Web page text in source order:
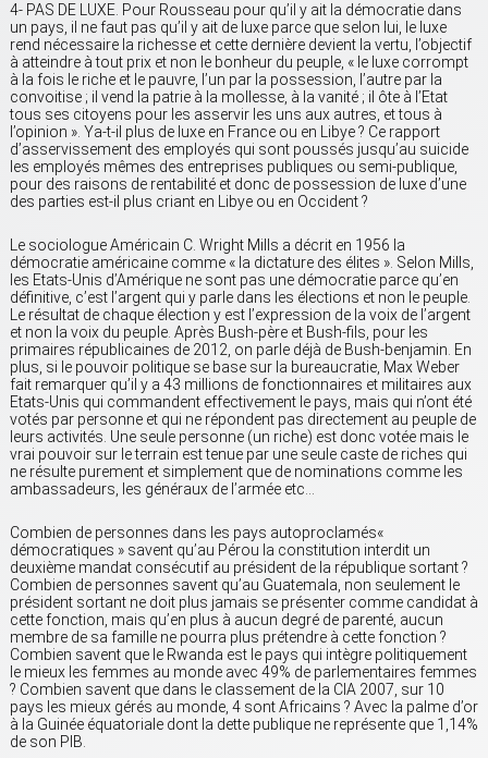
4- PAS DE LUXE. Pour Rousseau pour qu’il y ait la démocratie dans
un pays, il ne faut pas qu’il y ait de luxe parce que selon lui, le luxe
rend nécessaire la richesse et cette dernière devient la vertu, l’objectif
à atteindre à tout prix et non le bonheur du peuple, « le luxe corrompt
à la fois le riche et le pauvre, l’un par la possession, l’autre par la
convoitise ; il vend la patrie à la mollesse, à la vanité ; il ôte à l’Etat
tous ses citoyens pour les asservir les uns aux autres, et tous à
l’opinion ». Ya-t-il plus de luxe en France ou en Libye ? Ce rapport
d’asservissement des employés qui sont poussés jusqu’au suicide
les employés mêmes des entreprises publiques ou semi-publique,
pour des raisons de rentabilité et donc de possession de luxe d’une
des parties est-il plus criant en Libye ou en Occident ?
Le sociologue Américain C. Wright Mills a décrit en 1956 la
démocratie américaine comme « la dictature des élites ». Selon Mills,
les Etats-Unis d’Amérique ne sont pas une démocratie parce qu’en
définitive, c’est l’argent qui y parle dans les élections et non le peuple.
Le résultat de chaque élection y est l’expression de la voix de l’argent
et non la voix du peuple. Après Bush-père et Bush-fils, pour les
primaires républicaines de 2012, on parle déjà de Bush-benjamin. En
plus, si le pouvoir politique se base sur la bureaucratie, Max Weber
fait remarquer qu’il y a 43 millions de fonctionnaires et militaires aux
Etats-Unis qui commandent effectivement le pays, mais qui n’ont été
votés par personne et qui ne répondent pas directement au peuple de
leurs activités. Une seule personne (un riche) est donc votée mais le
vrai pouvoir sur le terrain est tenue par une seule caste de riches qui
ne résulte purement et simplement que de nominations comme les
ambassadeurs, les généraux de l’armée etc…
Combien de personnes dans les pays autoproclamés«
démocratiques » savent qu’au Pérou la constitution interdit un
deuxième mandat consécutif au président de la république sortant ?
Combien de personnes savent qu’au Guatemala, non seulement le
président sortant ne doit plus jamais se présenter comme candidat à
cette fonction, mais qu’en plus à aucun degré de parenté, aucun
membre de sa famille ne pourra plus prétendre à cette fonction ?
Combien savent que le Rwanda est le pays qui intègre politiquement
le mieux les femmes au monde avec 49% de parlementaires femmes
? Combien savent que dans le classement de la CIA 2007, sur 10
pays les mieux gérés au monde, 4 sont Africains ? Avec la palme d’or
à la Guinée équatoriale dont la dette publique ne représente que 1,14%
de son PIB.